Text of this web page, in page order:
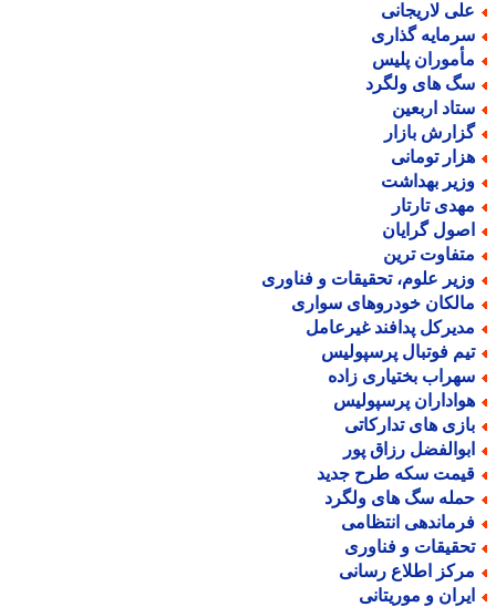
لاریجانی
گذاری
پلیس
های ولگرد
اربعین
بازار
تومانی
بهداشت
تارتار
گرایان
ترین
علوم، تحقیقات و فناوری
خودروهای سواری
پدافند غیرعامل
فوتبال پرسپولیس
بختیاری زاده
پرسپولیس
های تدارکاتی
رزاق پور
سکه طرح جدید
سگ های ولگرد
انتظامی
و فناوری
اطلاع رسانی
و موریتانی